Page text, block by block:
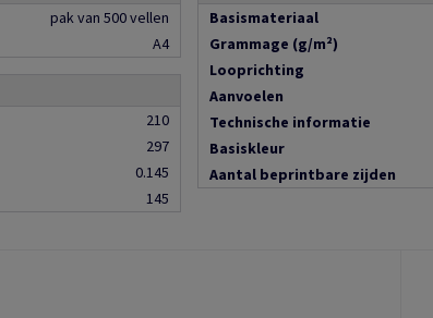
pak van 500 vellen
A4
210
297
0.145
145
Basismateriaal
Grammage (g/m²)
Looprichting
Aanvoelen
Technische informatie
Basiskleur
Aantal beprintbare zijden